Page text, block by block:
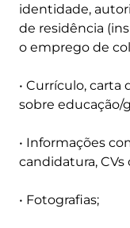
identidade,
de residência
o emprego de
• Currículo, carta
sobre educação/
• Informações
candidatura,
• Fotografias;